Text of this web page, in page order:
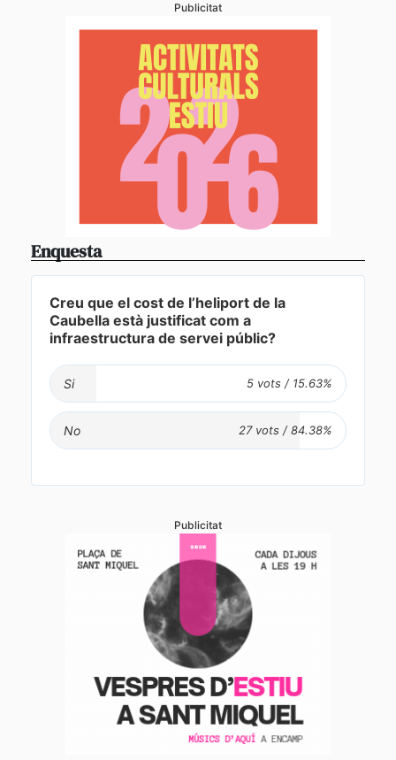
Publicitat
Enquesta
Creu que el cost de l’heliport de la
Caubella està justificat com a
infraestructura de servei públic?
Si
No
Publicitat